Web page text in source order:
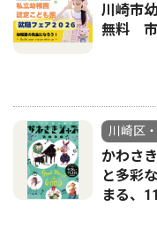
川崎市
無料 市
川崎区
かわさ
と多彩
まる、